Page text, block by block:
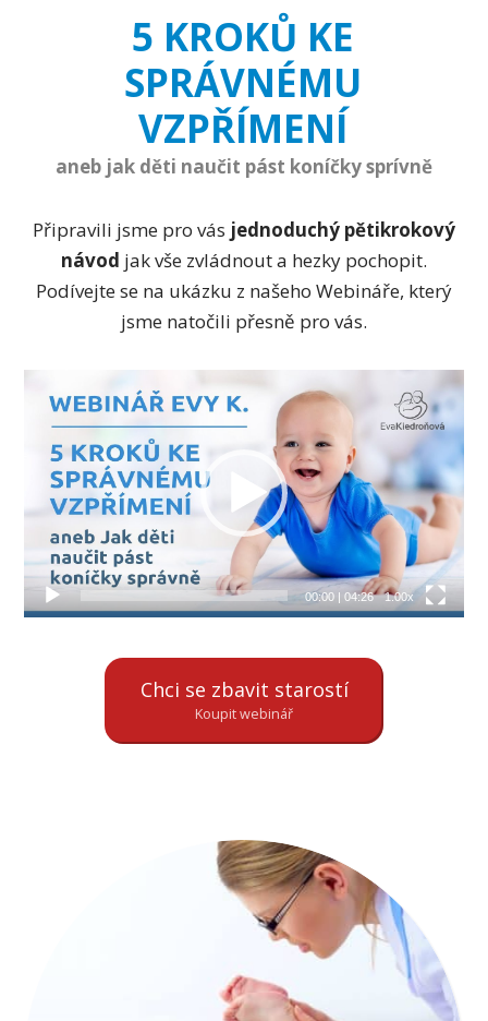
5 KROKŮ KE
SPRÁVNÉMU
VZPŘÍMENÍ
aneb jak děti naučit pást koníčky sprívně
Připravili jsme pro vás jednoduchý pětikrokový
návod jak vše zvládnout a hezky pochopit.
Podívejte se na ukázku z našeho Webináře, který
jsme natočili přesně pro vás.
přehrávač
00:00| 04:26 1.00x
Chci se zbavit starostí
Koupit webinář